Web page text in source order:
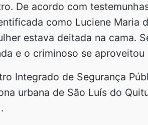
De acordo com
como Luciene Maria
estava deitada na cama.
e o criminoso se
Integrado de Segurança
urbana de São Luís do